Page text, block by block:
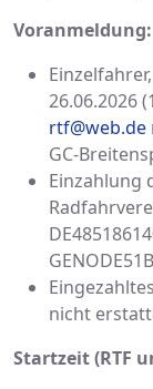
Voranmeldung:
26.06.2026
rtf@web.de
GC-
Einzahlung
nicht
Startzeit (RTF